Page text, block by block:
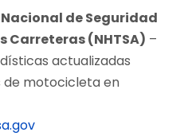
de Seguridad
Carreteras (NHTSA) –
actualizadas
motocicleta en